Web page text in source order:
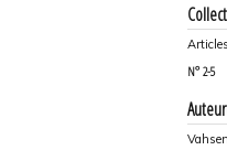
N° 2-5